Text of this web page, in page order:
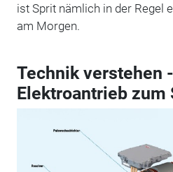
ist Sprit nämlich in der Regel
am Morgen.
Technik verstehen
Elektroantrieb zum